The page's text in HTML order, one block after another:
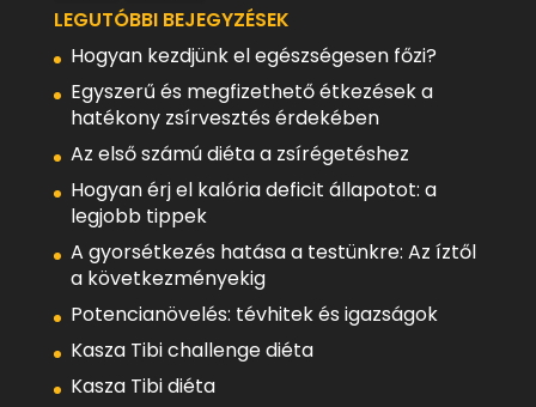
LEGUTÓBBI BEJEGYZÉSEK
Hogyan kezdjünk el egészségesen főzi?
Egyszerű és megfizethető étkezések a
hatékony zsírvesztés érdekében
Az első számú diéta a zsírégetéshez
Hogyan érj el kalória deficit állapotot: a
legjobb tippek
A gyorsétkezés hatása a testünkre: Az íztől
a következményekig
Potencianövelés: tévhitek és igazságok
Kasza Tibi challenge diéta
Kasza Tibi diéta